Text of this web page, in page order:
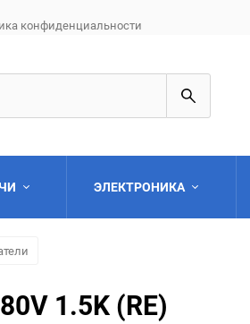
конфиденциальности
ЭЛЕКТРОНИКА
1.5K (RE)